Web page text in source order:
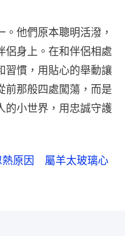
他們原本聰明活潑，
侶身上。在和伴侶相處
習慣，用貼心的舉動讓
前那般四處闖蕩，而是
的小世界，用忠誠守護
熱原因 屬羊太玻璃心